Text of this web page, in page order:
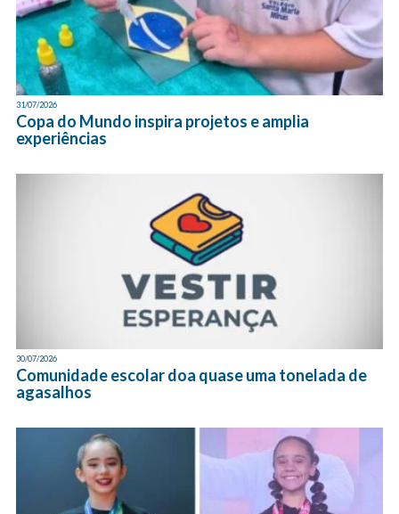
31/07/2026
Copa do Mundo inspira projetos e amplia
experiências
30/07/2026
Comunidade escolar doa quase uma tonelada de
agasalhos